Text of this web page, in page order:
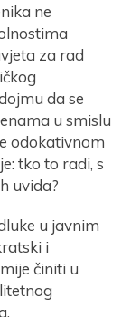
ne
za rad
da se
u smislu
odokativnom
tko to radi, s
uvida?
u javnim
i
činiti u